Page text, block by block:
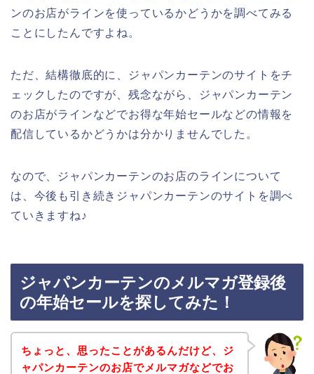
ンのお店がラインを使っているかどうかを調べてみる
ことにしたんですよね。
ただ、結構徹底的に、ジャパンカーテンのサイトをチ
ェックしたのですが、残念ながら、ジャパンカーテン
のお店がラインなどでお得な年始セールなどの情報を
配信しているかどうかは分かりませんでした。
なので、ジャパンカーテンのお店のラインについて
は、今後も引き続きジャパンカーテンのサイトを調べ
ていきますね♪
ジャパンカーテンのメルマガ登録後
の年始セールを探してみた！
ちょっと、思ったことがあるんだけど、ジ
ャパンカーテンのお店でメルマガなどでお